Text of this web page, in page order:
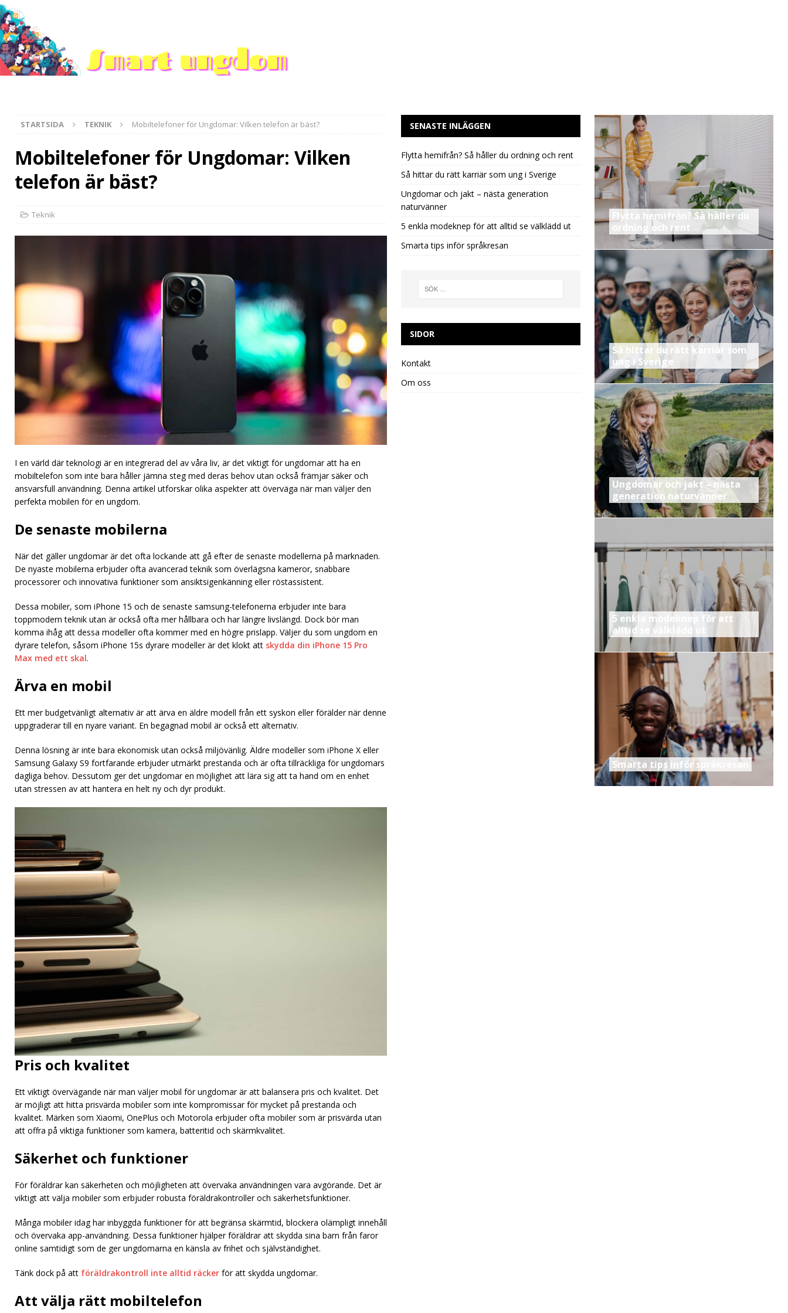
STARTSIDA TEKNIK Mobiltelefoner för Ungdomar: Vilken telefon är bäst?
Mobiltelefoner för Ungdomar: Vilken
telefon är bäst?
Teknik
I en värld där teknologi är en integrerad del av våra liv, är det viktigt för ungdomar att ha en
mobiltelefon som inte bara håller jämna steg med deras behov utan också främjar säker och
ansvarsfull användning. Denna artikel utforskar olika aspekter att överväga när man väljer den
perfekta mobilen för en ungdom.
De senaste mobilerna
När det gäller ungdomar är det ofta lockande att gå efter de senaste modellerna på marknaden.
De nyaste mobilerna erbjuder ofta avancerad teknik som överlägsna kameror, snabbare
processorer och innovativa funktioner som ansiktsigenkänning eller röstassistent.
Dessa mobiler, som iPhone 15 och de senaste samsung-telefonerna erbjuder inte bara
toppmodern teknik utan är också ofta mer hållbara och har längre livslängd. Dock bör man
komma ihåg att dessa modeller ofta kommer med en högre prislapp. Väljer du som ungdom en
dyrare telefon, såsom iPhone 15s dyrare modeller är det klokt att skydda din iPhone 15 Pro
Max med ett skal.
Ärva en mobil
Ett mer budgetvänligt alternativ är att ärva en äldre modell från ett syskon eller förälder när denne
uppgraderar till en nyare variant. En begagnad mobil är också ett alternativ.
Denna lösning är inte bara ekonomisk utan också miljövänlig. Äldre modeller som iPhone X eller
Samsung Galaxy S9 fortfarande erbjuder utmärkt prestanda och är ofta tillräckliga för ungdomars
dagliga behov. Dessutom ger det ungdomar en möjlighet att lära sig att ta hand om en enhet
utan stressen av att hantera en helt ny och dyr produkt.
Pris och kvalitet
Ett viktigt övervägande när man väljer mobil för ungdomar är att balansera pris och kvalitet. Det
är möjligt att hitta prisvärda mobiler som inte kompromissar för mycket på prestanda och
kvalitet. Märken som Xiaomi, OnePlus och Motorola erbjuder ofta mobiler som är prisvärda utan
att offra på viktiga funktioner som kamera, batteritid och skärmkvalitet.
Säkerhet och funktioner
För föräldrar kan säkerheten och möjligheten att övervaka användningen vara avgörande. Det är
viktigt att välja mobiler som erbjuder robusta föräldrakontroller och säkerhetsfunktioner.
Många mobiler idag har inbyggda funktioner för att begränsa skärmtid, blockera olämpligt innehåll
och övervaka app-användning. Dessa funktioner hjälper föräldrar att skydda sina barn från faror
online samtidigt som de ger ungdomarna en känsla av frihet och självständighet.
Tänk dock på att föräldrakontroll inte alltid räcker för att skydda ungdomar.
Att välja rätt mobiltelefon
SENASTE INLÄGGEN
Flytta hemifrån? Så håller du ordning och rent
Så hittar du rätt karriär som ung i Sverige
Ungdomar och jakt – nästa generation
naturvänner
5 enkla modeknep för att alltid se välklädd ut
Smarta tips inför språkresan
SIDOR
Kontakt
Om oss
Flytta hemifrån? Så håller du
ordning och rent
Så hittar du rätt karriär som
ung i Sverige
Ungdomar och jakt – nästa
generation naturvänner
5 enkla modeknep för att
alltid se välklädd ut
Smarta tips inför språkresan